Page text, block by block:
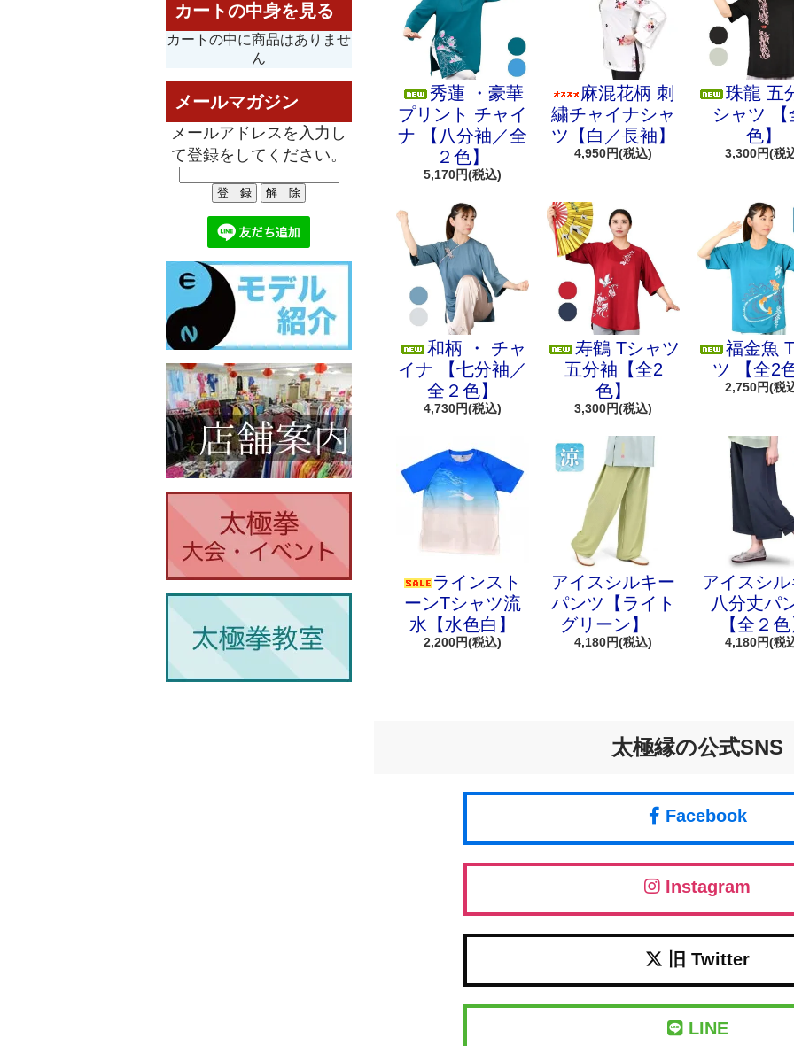
カートの中身を見る
カートの中に商品はありませ
ん
メールマガジン
メールアドレスを入力し
て登録をしてください。
秀蓮 ・豪華
プリント チャイ
ナ 【八分袖／全
２色】
5,170円(税込)
麻混花柄 刺
繍チャイナシャ
ツ【白／長袖】
4,950円(税込)
珠龍 五
シャツ 【
色】
3,300円(税
和柄 ・ チャ
イナ 【七分袖／
全２色】
4,730円(税込)
寿鶴 Tシャツ
五分袖【全2
色】
3,300円(税込)
福金魚
ツ 【全2色
2,750円(税
ラインスト
ーンTシャツ流
水【水色白】
2,200円(税込)
アイスシルキー
パンツ【ライト
グリーン】
4,180円(税込)
アイスシ
八分丈パ
【全２色
4,180円(税
太極縁の公式SNS
Facebook
Instagram
旧 Twitter
LINE